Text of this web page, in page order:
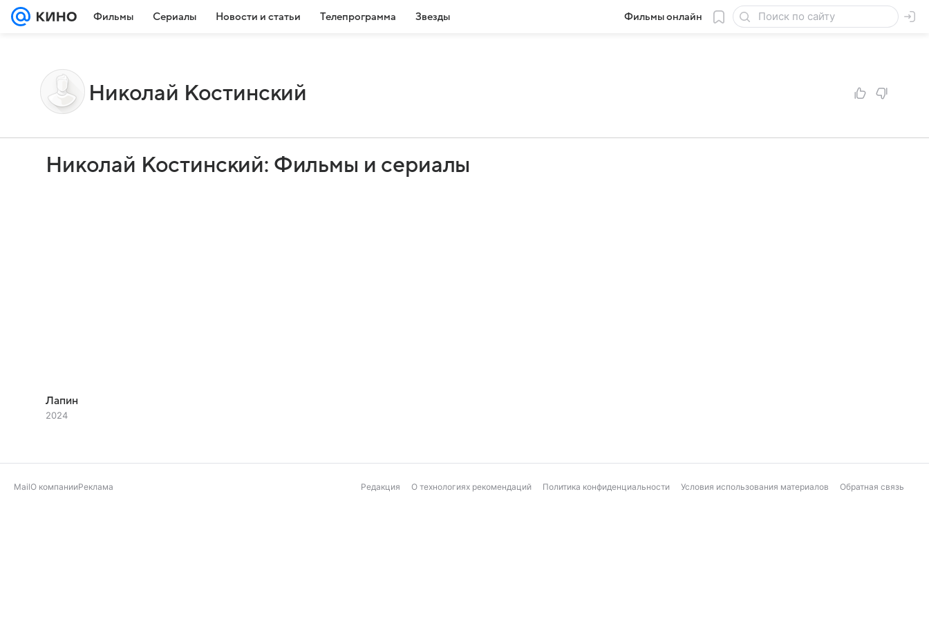
Фильмы Сериалы Новости и статьи Телепрограмма Звезды Фильмы онлайн
Николай Костинский
Николай Костинский: Фильмы и сериалы
Лапин
2024
MailО компанииРеклама Редакция О технологиях рекомендаций Политика конфиденциальности Условия использования материалов Обратная связь